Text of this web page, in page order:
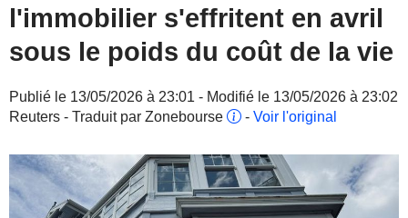
l'immobilier s'effritent en avril
sous le poids du coût de la vie
Publié le 13/05/2026 à 23:01 - Modifié le 13/05/2026 à 23:02
Reuters - Traduit par Zonebourse
- Voir l'original